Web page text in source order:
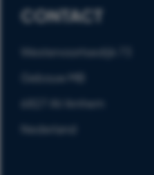
CONTACT
Westervoortsedijk 73
Gebouw MB
6827 AV Arnhem
Nederland